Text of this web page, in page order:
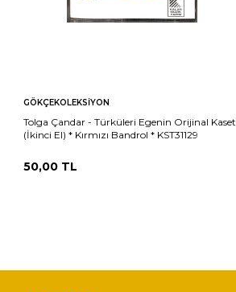
GÖKÇEKOLEKSIYON
Tolga Çandar - Türküleri Egenin Orijinal Kaset
(İkinci El) * Kırmızı Bandrol * KST31129
50,00 TL